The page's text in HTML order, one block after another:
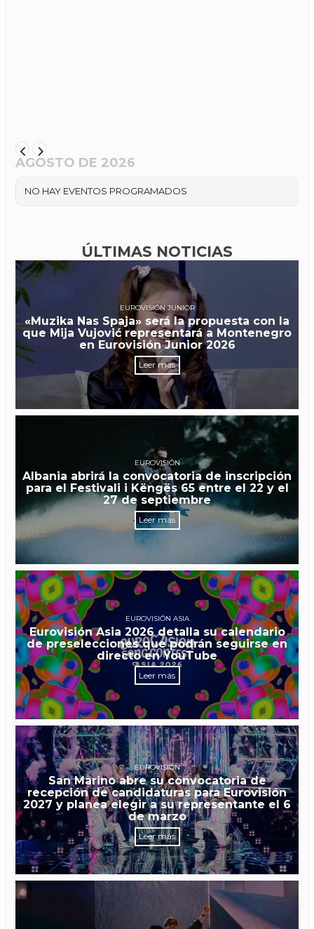
AGOSTO DE 2026
NO HAY EVENTOS PROGRAMADOS
ÚLTIMAS NOTICIAS
EUROVISIÓN JUNIOR
«Muzika Nas Spaja» será la propuesta con la
que Mija Vujović representará a Montenegro
en Eurovisión Junior 2026
Leer más
EUROVISIÓN
Albania abrirá la convocatoria de inscripción
para el Festivali i Këngës 65 entre el 22 y el
27 de septiembre
Leer más
EUROVISIÓN ASIA
Eurovisión Asia 2026 detalla su calendario
de preselecciones que podrán seguirse en
directo en YouTube
Leer más
EUROVISIÓN
San Marino abre su convocatoria de
recepción de candidaturas para Eurovisión
2027 y planea elegir a su representante el 6
de marzo
Leer más